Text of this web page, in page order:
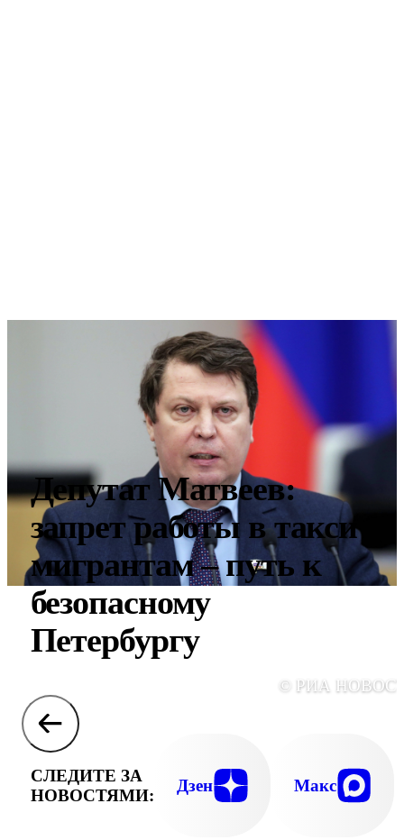
Депутат Матвеев:
запрет работы в такси
мигрантам – путь к
безопасному
Петербургу
© РИА
СЛЕДИТЕ ЗА
НОВОСТЯМИ:
Дзен Макс